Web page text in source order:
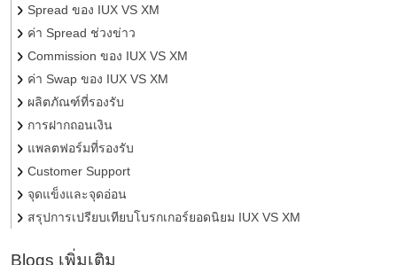
Spread ของ IUX VS XM
ค่า Spread ช่วงข่าว
Commission ของ IUX VS XM
ค่า Swap ของ IUX VS XM
ผลิตภัณฑ์ที่รองรับ
การฝากถอนเงิน
แพลตฟอร์มที่รองรับ
Customer Support
จุดแข็งและจุดอ่อน
สรุปการเปรียบเทียบโบรกเกอร์ยอดนิยม IUX VS XM
Blogs เพิ่มเติม